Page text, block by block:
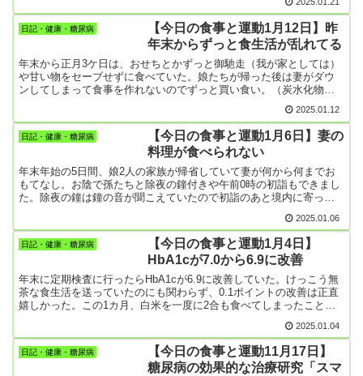
しかも左右に。なので、右側で噛むのも難儀、左側で噛むのも難
儀。これまで抜くのは拒否してたけど、いよいよ諦めるしかないか
な。歯科医院に電話しようかな。「歯の掃除の時期ですよ」という
案内ハガキも届いていることだし。〈引用〉朝日新聞アピタル75歳
以上の高齢者、入れ歯の状態に注意を！ 悪いと死亡リスク高く桜
井林太郎2025年1月10日 11時00分 75歳以上のお年寄りで奥歯のか
み合わせが悪いほど同じ期間内に死亡するリスクが高く、状態の悪
い入れ歯を使ったり入れ歯をしていなかったりする人はリスクがさ
らに高まると、大阪大などの研究チームが20万人近くを対象にした
調査で明らかにし、国際専門誌に発表した。高齢化に伴い歯を失っ
た高齢者は増えている。入れ歯は低下した食事機能を助け、健康維
持に役立つと考えられているが、入れ歯の状態と死亡リスクの関連
日記・健康・糖尿病
【今日の食事と運動1月12日】昨
年末からずっと食生活が乱れてる
年末から正月3ケ日は、おせちとかずっと御馳走（我が家としては）
や甘い物をセーブせずに食べていた。娘たちが帰った後は妻がダウ
ンしてしまって食事を作れないのでずっと買い食い。（炭水化物ば
て9日～11日までは大阪・梅田に。遊びではなくてまる2日間の勉強
会。なので、ビジネスホテルに2泊した。食事はちゃんとしたものを
とったけど普段よりは炭水化物を多くとった。（普段はできるだけ
ご飯類は食べないようにしているのだ。気持ちだけは）勉強会は昨
年、宅建試験に合格したので合格者が必須で受講しなければならな
いもの。内容的には合格者ならみんなわかっていることだったな。
こんなことやらで作年末からの2週間は食事的には糖尿病対策が全く
できなかった。散歩数も3000歩に届かない日が多かったし、このま
2025.01.12
日記・健康・糖尿病
【今日の食事と運動1月6日】妻の
料理が食べられない
年末年始の5日間、娘2人の家族が帰省していて妻が何から何までお
もてなし。お陰で孫たちと除夜の鐘付きや午前0時の初詣もできまし
た。除夜の鐘は鐘の音が聞こえていたので初詣のあと境内に寄った
全員鐘をついて思い出深い新年になりました。ところで妻の方はみ
んなの世話を何とか無事に乗り切ったんだけど、娘たちが帰った後
は疲れを出してダウン。当然、炊事もできずこの3日間の食事は、ケ
ーキや菓子パンの買い食いばかり。大好きな丸ごとバナナも思う存
分食べた。HbA1cが爆上がりするだろうな。
2025.01.06
日記・健康・糖尿病
【今日の食事と運動1月4日】
HbA1cが7.0から6.9に改善
年末に定期検査に行ったらHbA1cが6.9に改善していた。けっこう無
茶な食生活を送っていたのにも関わらず、0.1ポイントの改善は正直
嬉しかった。この1カ月、白米を一度に2合も食べてしまったことや
が6.9に納まったことは奇跡的。毎日、「動け！動け！」を意識して
いることも良かったのかも。なので、これから散歩に出ようと思っ
ているんだけど、コタツが気持ち良過ぎー！！！
2025.01.04
日記・健康・糖尿病
【今日の食事と運動11月17日】
糖尿病の効果的な治療研究「スマ